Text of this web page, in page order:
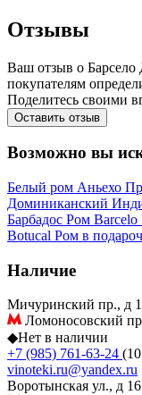
Отзывы
Ваш отзыв о
покупателям
Поделитесь своими
Оставить отзыв
Возможно вы
Белый ром Аньехо
Доминиканский
Барбадос Ром Barcelo
Botucal Ром в
Наличие
Мичуринский пр., д
Ломоносовский
◆Нет в наличии
+7 (985) 761-63-24
vinoteki.ru@yandex.ru
Воротынская ул., д 16